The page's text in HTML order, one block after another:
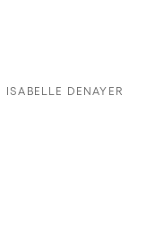
ISABELLE DENAYER